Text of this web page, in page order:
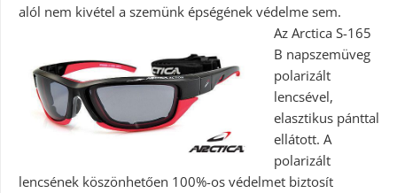
alól nem kivétel a szemünk épségének védelme sem.
Az Arctica S-165
B napszemüveg
polarizált
lencsével,
elasztikus pánttal
ellátott. A
polarizált
lencsének köszönhetően 100%-os védelmet biztosít